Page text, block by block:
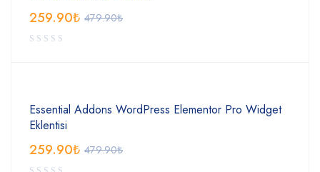
479.90₺
259.90₺
Essential Addons WordPress Elementor Pro Widget
Eklentisi
479.90₺
259.90₺